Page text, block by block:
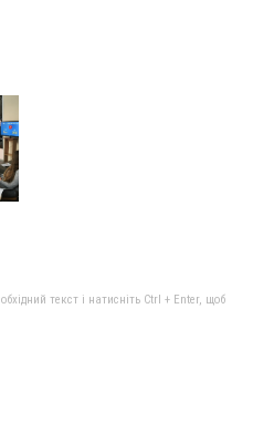
текст і натисніть Ctrl + Enter, щоб